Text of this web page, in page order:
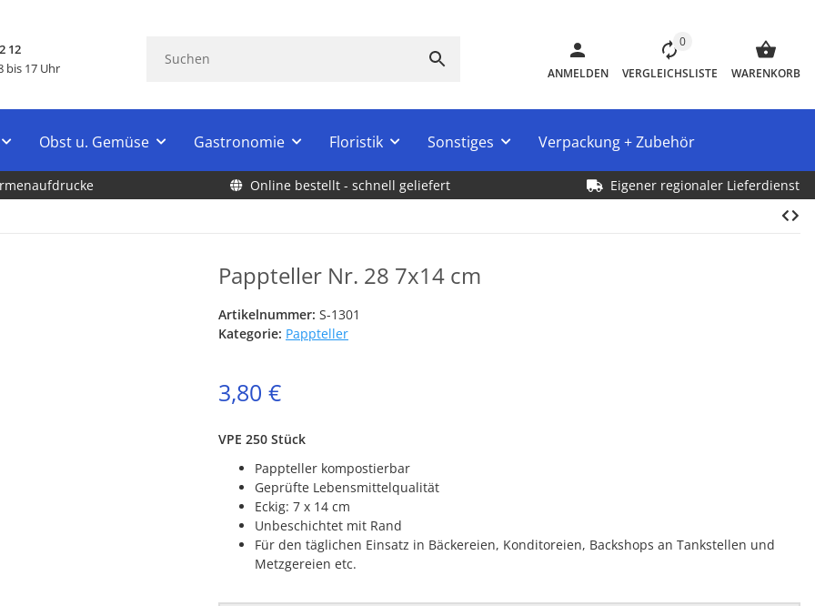
12
bis 17 Uhr
ANMELDEN
0
VERGLEICHSLISTE WARENKORB
Obst u. Gemüse Gastronomie Floristik Sonstiges Verpackung + Zubehör
Online bestellt - schnell geliefert
Eigener regionaler Lieferdienst
Pappteller Nr. 28 7x14 cm
Artikelnummer: S-1301
Kategorie: Pappteller
3,80 €
VPE 250 Stück
Pappteller kompostierbar
Geprüfte Lebensmittelqualität
Eckig: 7 x 14 cm
Unbeschichtet mit Rand
Für den täglichen Einsatz in Bäckereien, Konditoreien, Backshops an Tankstellen und
Metzgereien etc.